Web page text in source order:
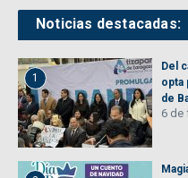
Noticias destacadas:
1
Del
opta
de
6 de